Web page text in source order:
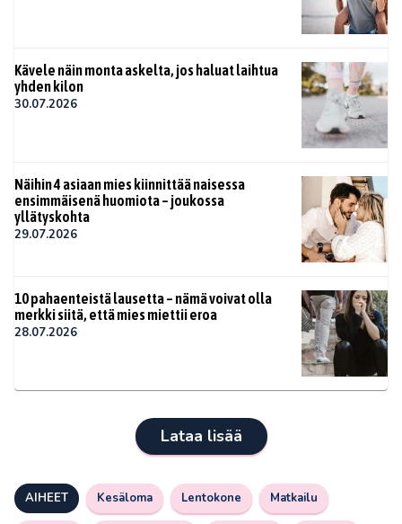
Kävele näin monta askelta, jos haluat laihtua
yhden kilon
30.07.2026
Näihin 4 asiaan mies kiinnittää naisessa
ensimmäisenä huomiota – joukossa
yllätyskohta
29.07.2026
10 pahaenteistä lausetta – nämä voivat olla
merkki siitä, että mies miettii eroa
28.07.2026
Lataa lisää
AIHEET Kesäloma Lentokone Matkailu